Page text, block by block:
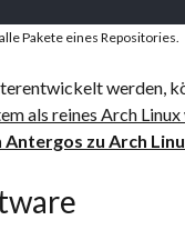
Pakete eines Repositories.
werden,
als reines Arch
Antergos zu Arch